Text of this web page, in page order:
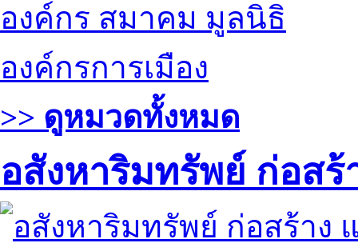
องค์กร สมาคม มูลนิธิ
องค์กรการเมือง
>> ดูหมวดทั้งหมด
อสังหาริมทรัพย์ ก่อส